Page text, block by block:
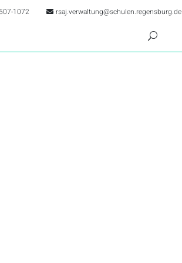
1072 rsaj.verwaltung@schulen.regensburg.de